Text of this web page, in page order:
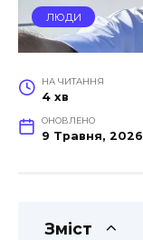
ЛЮДИ
НА ЧИТАННЯ
4 хв
ОНОВЛЕНО
9 Травня, 2026
Зміст